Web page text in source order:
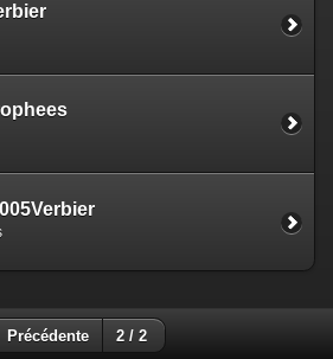
Précédente 2 / 2